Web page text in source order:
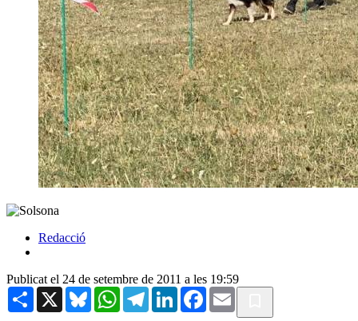
Redacció
Publicat el 24 de setembre de 2011 a les 19:59
Share X BlueskyWhatsAppTelegramLinkedInFacebook
Email